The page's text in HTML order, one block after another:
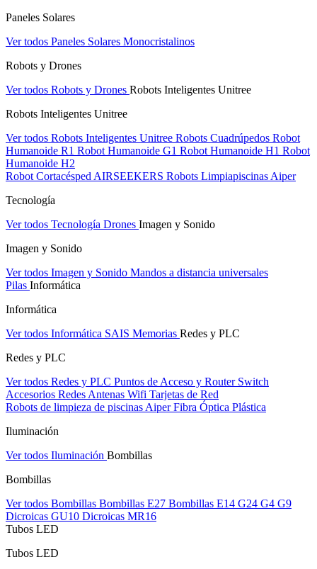
Paneles Solares
Ver todos Paneles Solares Monocristalinos
Robots y Drones
Ver todos Robots y Drones Robots Inteligentes Unitree
Robots Inteligentes Unitree
Ver todos Robots Inteligentes Unitree Robots Cuadrúpedos Robot
Humanoide R1 Robot Humanoide G1 Robot Humanoide H1 Robot
Humanoide H2
Robot Cortacésped AIRSEEKERS Robots Limpiapiscinas Aiper
Tecnología
Ver todos Tecnología Drones Imagen y Sonido
Imagen y Sonido
Ver todos Imagen y Sonido Mandos a distancia universales
Pilas Informática
Informática
Ver todos Informática SAIS Memorias Redes y PLC
Redes y PLC
Ver todos Redes y PLC Puntos de Acceso y Router Switch
Accesorios Redes Antenas Wifi Tarjetas de Red
Robots de limpieza de piscinas AiperFibra Óptica Plástica
Iluminación
Ver todos Iluminación Bombillas
Bombillas
Ver todos Bombillas Bombillas E27 Bombillas E14 G24 G4 G9
Dicroicas GU10 Dicroicas MR16
Tubos LED
Tubos LED